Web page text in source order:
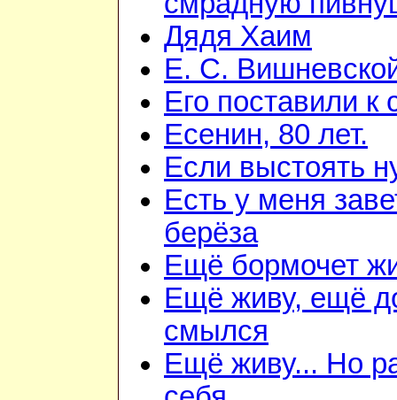
Дядя Хаим
Е. С.
Его поставили к
Есенин, 80 лет.
Если выстоять
Есть у меня
берёза
Ещё бормочет
Ещё живу, ещё
смылся
Ещё живу... Но